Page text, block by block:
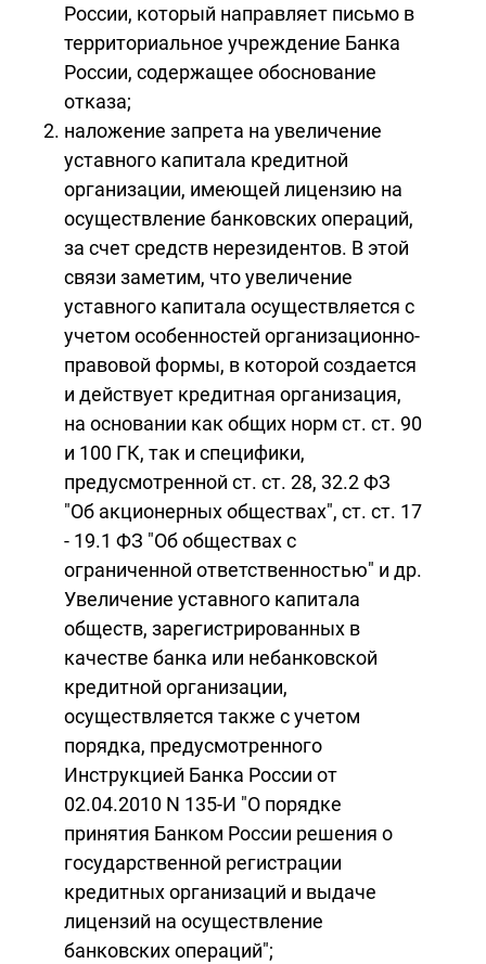
России, который направляет письмо в
территориальное учреждение Банка
России, содержащее обоснование
отказа;
наложение запрета на увеличение
уставного капитала кредитной
организации, имеющей лицензию на
осуществление банковских операций,
за счет средств нерезидентов. В этой
связи заметим, что увеличение
уставного капитала осуществляется с
учетом особенностей организационно-
правовой формы, в которой создается
и действует кредитная организация,
на основании как общих норм ст. ст. 90
и 100 ГК, так и специфики,
предусмотренной ст. ст. 28, 32.2 ФЗ
"Об акционерных обществах", ст. ст. 17
- 19.1 ФЗ "Об обществах с
ограниченной ответственностью" и др.
Увеличение уставного капитала
обществ, зарегистрированных в
качестве банка или небанковской
кредитной организации,
осуществляется также с учетом
порядка, предусмотренного
Инструкцией Банка России от
02.04.2010 N 135-И "О порядке
принятия Банком России решения о
государственной регистрации
кредитных организаций и выдаче
лицензий на осуществление
банковских операций";